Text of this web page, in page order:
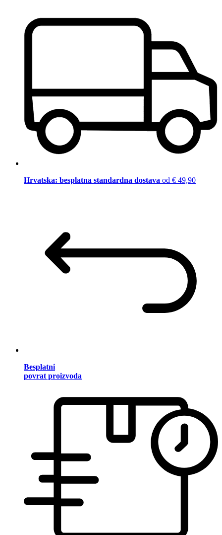
Hrvatska: besplatna standardna dostava od € 49,90
Besplatni
povrat proizvoda